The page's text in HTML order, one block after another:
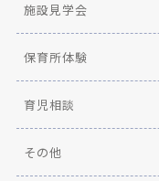
施設見学会
保育所体験
育児相談
その他